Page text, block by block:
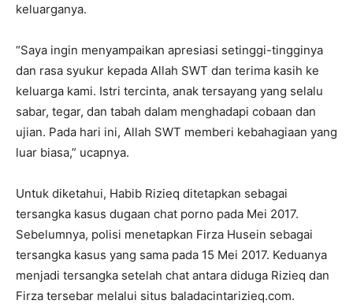
keluarganya.
“Saya ingin menyampaikan apresiasi setinggi-tingginya
dan rasa syukur kepada Allah SWT dan terima kasih ke
keluarga kami. Istri tercinta, anak tersayang yang selalu
sabar, tegar, dan tabah dalam menghadapi cobaan dan
ujian. Pada hari ini, Allah SWT memberi kebahagiaan yang
luar biasa,” ucapnya.
Untuk diketahui, Habib Rizieq ditetapkan sebagai
tersangka kasus dugaan chat porno pada Mei 2017.
Sebelumnya, polisi menetapkan Firza Husein sebagai
tersangka kasus yang sama pada 15 Mei 2017. Keduanya
menjadi tersangka setelah chat antara diduga Rizieq dan
Firza tersebar melalui situs baladacintarizieq.com.